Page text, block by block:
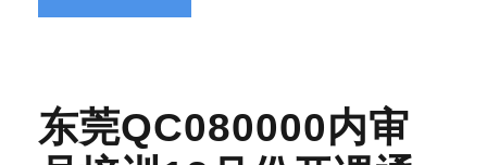
东莞QC080000内审